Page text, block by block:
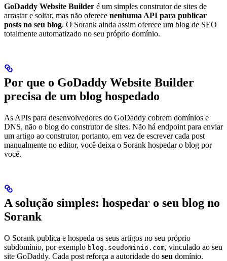
GoDaddy Website Builder é um simples construtor de sites de
arrastar e soltar, mas não oferece nenhuma API para publicar
posts no seu blog. O Sorank ainda assim oferece um blog de SEO
totalmente automatizado no seu próprio domínio.
Por que o GoDaddy Website Builder
precisa de um blog hospedado
As APIs para desenvolvedores do GoDaddy cobrem domínios e
DNS, não o blog do construtor de sites. Não há endpoint para enviar
um artigo ao construtor, portanto, em vez de escrever cada post
manualmente no editor, você deixa o Sorank hospedar o blog por
você.
A solução simples: hospedar o seu blog no
Sorank
O Sorank publica e hospeda os seus artigos no seu próprio
subdomínio, por exemplo blog.seudominio.com, vinculado ao seu
site GoDaddy. Cada post reforça a autoridade do seu domínio.